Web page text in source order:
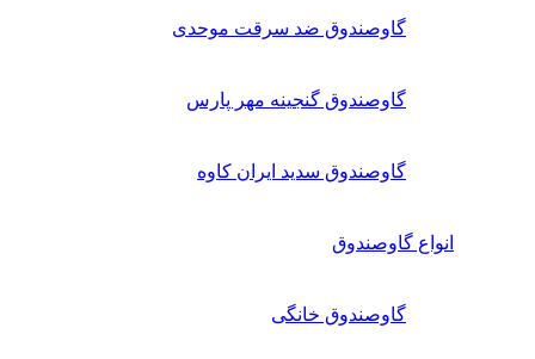
گاوصندوق ضد سرقت موحدی
گاوصندوق گنجینه مهر پارس
گاوصندوق سدید ایران کاوه
انواع گاوصندوق
گاوصندوق خانگی